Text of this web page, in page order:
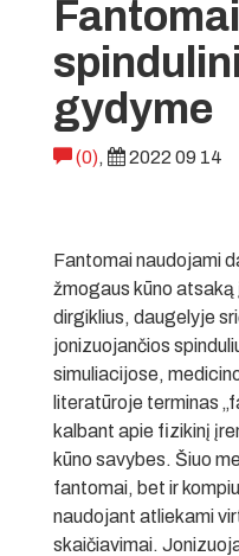
Fantomai
gydyme
(0), 2022 09 14
Fantomai naudojami
žmogaus kūno atsaką
dirgiklius, daugelyje
jonizuojančios
simuliacijose,
literatūroje terminas
kalbant apie fizikinį
kūno savybes. Šiuo
fantomai, bet ir
naudojant atliekami
skaičiavimai.